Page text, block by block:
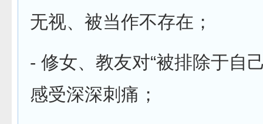
无视、被当作不存在；
- 修女、教友对“被排除于自
感受深深刺痛；